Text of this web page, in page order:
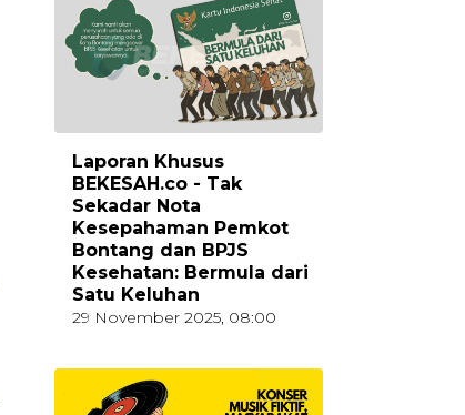
Laporan Khusus
BEKESAH.co - Tak
Sekadar Nota
Kesepahaman Pemkot
Bontang dan BPJS
Kesehatan: Bermula dari
Satu Keluhan
29 November 2025, 08:00